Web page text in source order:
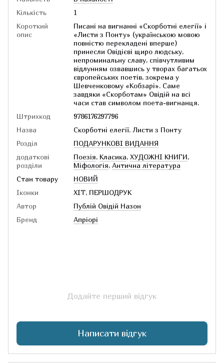
Кількість
1
Короткий
опис
Писані на вигнанні «Скорботні елегії» і
«Листи з Понту» (українською мовою
повністю перекладені вперше)
принесли Овідієві щиро людську,
непроминальну славу, співчутливим
відлунням озвавшись у творах багатьох
європейських поетів, зокрема у
Шевченковому «Кобзарі». Саме
завдяки «Скорботам» Овідій на всі
часи став символом поета-вигнанця.
Штрихкод
9786176297796
Назва
Скорботні елегії. Листи з Понту
Розділ
ПОДАРУНКОВІ ВИДАННЯ
додаткові
розділи
Поезія, Класика, ХУДОЖНІ КНИГИ,
Міфологія, Антична література
Стан товару
НОВИЙ
Іконки
ХІТ, ПЕРШОДРУК
Автор
Публій Овідій Назон
Бренд
Апріорі
Додайте перший відгук
Написати відгук